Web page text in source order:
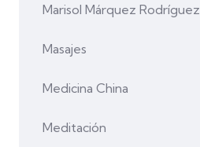
Marisol Márquez Rodríguez
Masajes
Medicina China
Meditación